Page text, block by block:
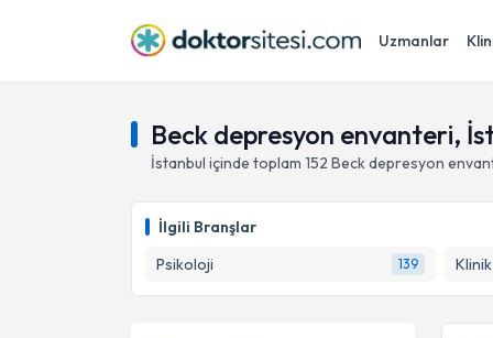
Uzmanlar
Beck depresyon envanteri,
İstanbul içinde toplam 152 Beck depresyon
İlgili Branşlar
Psikoloji
139